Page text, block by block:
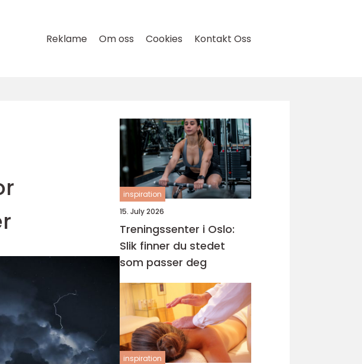
Reklame Om oss Cookies Kontakt Oss
inspiration
15. July 2026
Treningssenter i Oslo:
Slik finner du stedet
som passer deg
inspiration